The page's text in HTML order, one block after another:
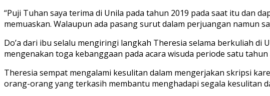
“Puji Tuhan saya terima di Unila pada tahun 2019 pada saat itu dan
memuaskan. Walaupun ada pasang surut dalam perjuangan namun
Do’a dari ibu selalu mengiringi langkah Theresia selama berkuliah
mengenakan toga kebanggaan pada acara wisuda periode satu
Theresia sempat mengalami kesulitan dalam mengerjakan skripsi
orang-orang yang terkasih membantu menghadapi segala kesulitan